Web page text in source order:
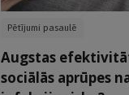
Pētījumi pasaulē
Augstas
sociālās aprūpes